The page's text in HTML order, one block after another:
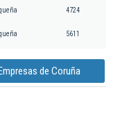
4724
5611
de Coruña